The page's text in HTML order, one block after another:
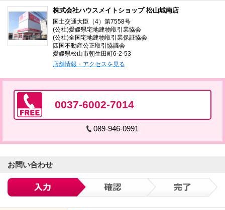
株式会社ハウスメイトショップ 松山城南店
国土交通大臣（4）第7558号
(公社)愛媛県宅地建物取引業協会
(公社)全国宅地建物取引業保証協会
四国不動産公正取引協議会
愛媛県松山市朝生田町6-2-53
店舗情報・アクセスを見る
0037-6002-7014
089-946-0991
お問い合わせ